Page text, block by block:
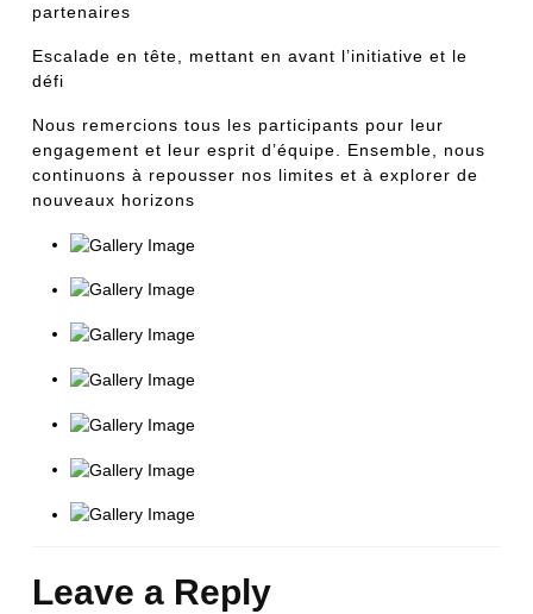
partenaires
Escalade en tête, mettant en avant l’initiative et le
défi
Nous remercions tous les participants pour leur
engagement et leur esprit d’équipe. Ensemble, nous
continuons à repousser nos limites et à explorer de
nouveaux horizons
Leave a Reply